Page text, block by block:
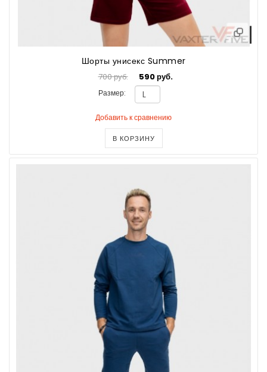
Шорты унисекс Summer
700 руб. 590 руб.
Размер:
Добавить к сравнению
В КОРЗИНУ